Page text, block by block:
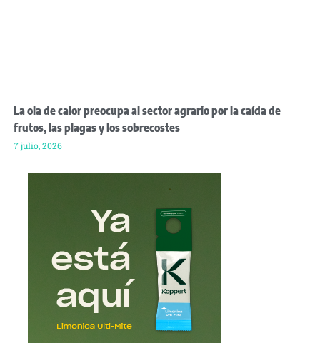
La ola de calor preocupa al sector agrario por la caída de
frutos, las plagas y los sobrecostes
7 julio, 2026